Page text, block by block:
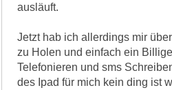
ausläuft.
Jetzt hab ich allerdings mir
zu Holen und einfach ein
Telefonieren und sms
des Ipad für mich kein ding ist